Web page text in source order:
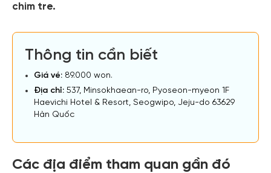
chim tre.
Thông tin cần biết
Giá vé: 89.000 won.
Địa chỉ: 537, Minsokhaean-ro, Pyoseon-myeon 1F
Haevichi Hotel & Resort, Seogwipo, Jeju-do 63629
Hàn Quốc
Các địa điểm tham quan gần đó